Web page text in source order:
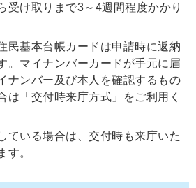
受け取りまで3～4週間程度かかり
民基本台帳カードは申請時に返納
。マイナンバーカードが手元に届
ナンバー及び本人を確認するもの
は「交付時来庁方式」をご利用く
ている場合は、交付時も来庁いた
す。